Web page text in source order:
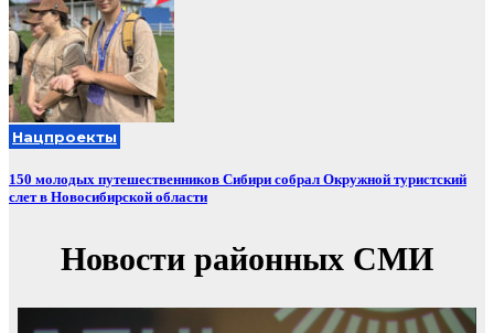
Нацпроекты
150 молодых путешественников Сибири собрал Окружной туристский
слет в Новосибирской области